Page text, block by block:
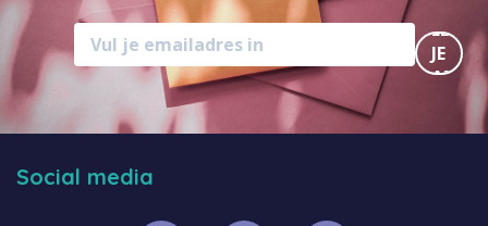
MELD
JE
AAN
Social media